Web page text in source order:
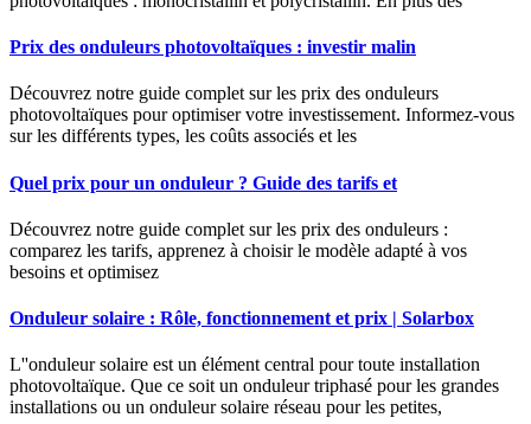
Prix des onduleurs photovoltaïques : investir malin
Découvrez notre guide complet sur les prix des onduleurs
photovoltaïques pour optimiser votre investissement. Informez-vous
sur les différents types, les coûts associés et les
Quel prix pour un onduleur ? Guide des tarifs et
Découvrez notre guide complet sur les prix des onduleurs :
comparez les tarifs, apprenez à choisir le modèle adapté à vos
besoins et optimisez
Onduleur solaire : Rôle, fonctionnement et prix | Solarbox
L''onduleur solaire est un élément central pour toute installation
photovoltaïque. Que ce soit un onduleur triphasé pour les grandes
installations ou un onduleur solaire réseau pour les petites,